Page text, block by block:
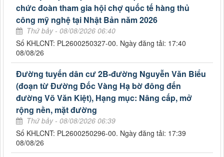
chức đoàn tham gia hội chợ quốc tế hàng thủ
công mỹ nghệ tại Nhật Bản năm 2026
Thứ bảy - 08/08/2026 06:40
Số KHLCNT: PL2600250327-00. Ngày đăng tải: 17:40
08/08/26
Đường tuyến dân cư 2B-đường Nguyễn Văn Biểu
(đoạn từ Đường Đốc Vàng Hạ bờ đông đến
đường Võ Văn Kiệt), Hạng mục: Nâng cấp, mở
rộng nền, mặt đường
Thứ bảy - 08/08/2026 06:39
Số KHLCNT: PL2600250296-00. Ngày đăng tải: 17:39
08/08/26